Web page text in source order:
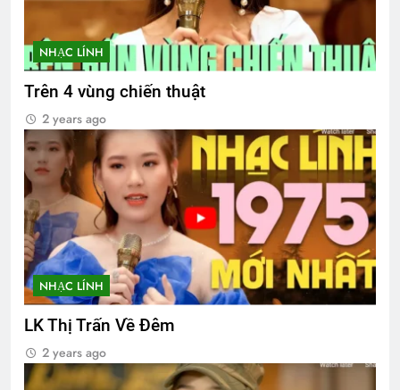
NHẠC LÍNH
Trên 4 vùng chiến thuật
2 years ago
NHẠC LÍNH
LK Thị Trấn Về Đêm
2 years ago